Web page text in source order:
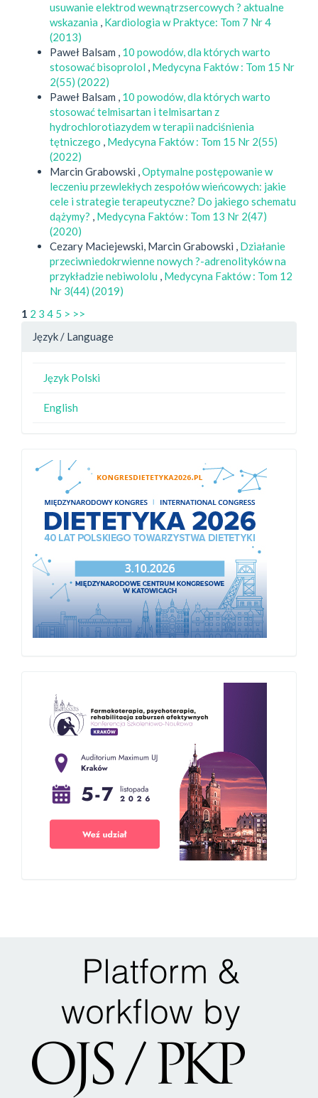
usuwanie elektrod wewnątrzsercowych ? aktualne
wskazania , Kardiologia w Praktyce: Tom 7 Nr 4
(2013)
Paweł Balsam , 10 powodów, dla których warto
stosować bisoprolol , Medycyna Faktów : Tom 15 Nr
2(55) (2022)
Paweł Balsam , 10 powodów, dla których warto
stosować telmisartan i telmisartan z
hydrochlorotiazydem w terapii nadciśnienia
tętniczego , Medycyna Faktów : Tom 15 Nr 2(55)
(2022)
Marcin Grabowski ,Optymalne postępowanie w
leczeniu przewlekłych zespołów wieńcowych: jakie
cele i strategie terapeutyczne? Do jakiego schematu
dążymy? , Medycyna Faktów : Tom 13 Nr 2(47)
(2020)
Cezary Maciejewski, Marcin Grabowski , Działanie
przeciwniedokrwienne nowych ?-adrenolityków na
przykładzie nebiwololu , Medycyna Faktów : Tom 12
Nr 3(44) (2019)
1 2 3 4 5 > >>
Język / Language
Język Polski
English